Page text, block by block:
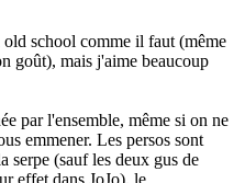
school comme il faut (même
goût), mais j'aime beaucoup
par l'ensemble, même si on ne
emmener. Les persos sont
serpe (sauf les deux gus de
effet dans JoJo), le